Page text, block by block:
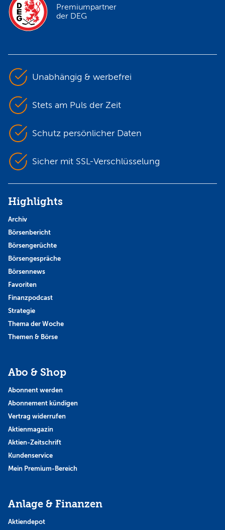
Premiumpartner
der DEG
Unabhängig & werbefrei
Stets am Puls der Zeit
Schutz persönlicher Daten
Sicher mit SSL-Verschlüsselung
Highlights
Archiv
Börsenbericht
Börsengerüchte
Börsengespräche
Börsennews
Favoriten
Finanzpodcast
Strategie
Thema der Woche
Themen & Börse
Abo & Shop
Abonnent werden
Abonnement kündigen
Vertrag widerrufen
Aktienmagazin
Aktien-Zeitschrift
Kundenservice
Mein Premium-Bereich
Anlage & Finanzen
Aktiendepot